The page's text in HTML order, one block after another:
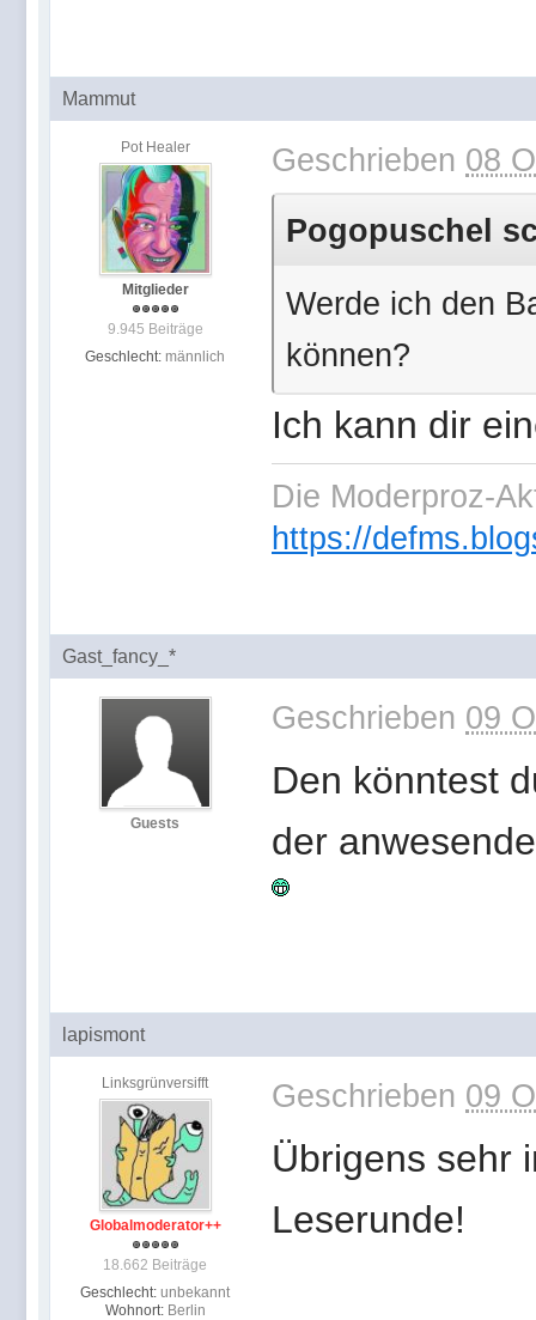
Mammut
Pot Healer
Mitglieder
9.945 Beiträge
Geschlecht: männlich
Geschrieben 08
Pogopuschel
Werde ich den
können?
Ich kann dir
Die Moderproz-
https://
Gast_fancy_*
Guests
Geschrieben 09
Den könntest
der
lapismont
Linksgrünversifft
Globalmoderator++
18.662 Beiträge
Geschlecht: unbekannt
Wohnort: Berlin
Geschrieben 09
Übrigens sehr
Leserunde!